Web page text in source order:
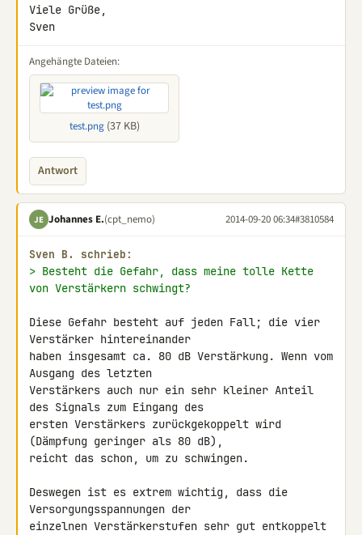
Viele Grüße,
Sven
Angehängte Dateien:
test.png(37 KB)
Antwort
JE Johannes E.(cpt_nemo) 2014-09-20 06:34#3810584
Sven B. schrieb:
> Besteht die Gefahr, dass meine tolle Kette
von Verstärkern schwingt?
Diese Gefahr besteht auf jeden Fall; die vier
Verstärker hintereinander
haben insgesamt ca. 80 dB Verstärkung. Wenn vom
Ausgang des letzten
Verstärkers auch nur ein sehr kleiner Anteil
des Signals zum Eingang des
ersten Verstärkers zurückgekoppelt wird
(Dämpfung geringer als 80 dB),
reicht das schon, um zu schwingen.
Deswegen ist es extrem wichtig, dass die
Versorgungsspannungen der
einzelnen Verstärkerstufen sehr gut entkoppelt